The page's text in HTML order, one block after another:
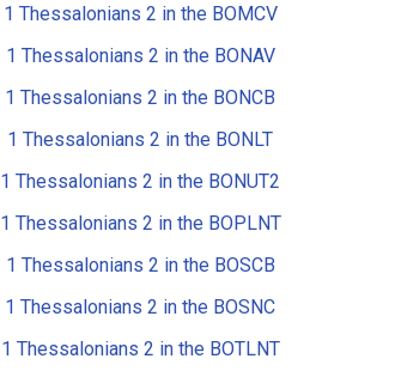
1 Thessalonians 2 in the BOMCV
1 Thessalonians 2 in the BONAV
1 Thessalonians 2 in the BONCB
1 Thessalonians 2 in the BONLT
1 Thessalonians 2 in the BONUT2
1 Thessalonians 2 in the BOPLNT
1 Thessalonians 2 in the BOSCB
1 Thessalonians 2 in the BOSNC
1 Thessalonians 2 in the BOTLNT